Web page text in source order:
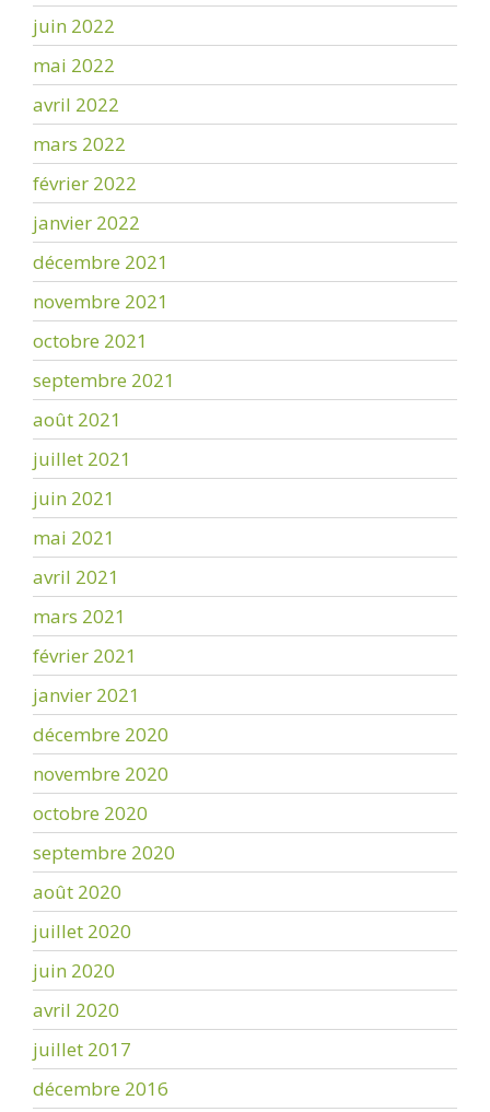
juin 2022
mai 2022
avril 2022
mars 2022
février 2022
janvier 2022
décembre 2021
novembre 2021
octobre 2021
septembre 2021
août 2021
juillet 2021
juin 2021
mai 2021
avril 2021
mars 2021
février 2021
janvier 2021
décembre 2020
novembre 2020
octobre 2020
septembre 2020
août 2020
juillet 2020
juin 2020
avril 2020
juillet 2017
décembre 2016